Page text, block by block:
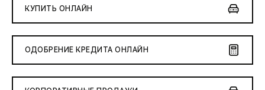
КУПИТЬ ОНЛАЙН
ОДОБРЕНИЕ КРЕДИТА ОНЛАЙН